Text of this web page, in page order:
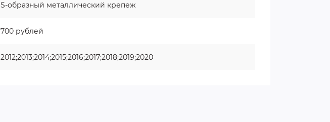
S-образный металлический крепеж
700 рублей
2012;2013;2014;2015;2016;2017;2018;2019;2020